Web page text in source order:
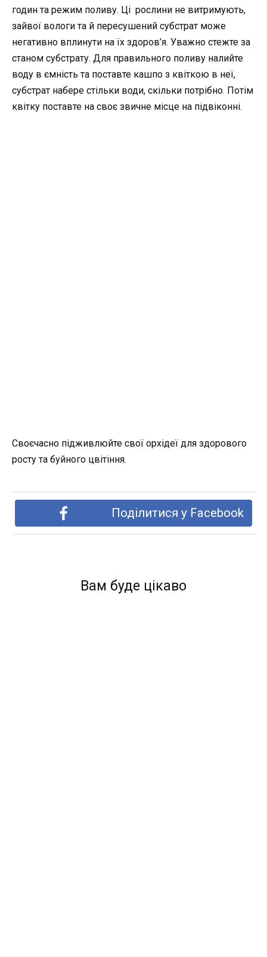
годин та режим поливу. Ці рослини не витримують,
зайвої вологи та й пересушений субстрат може
негативно вплинути на їх здоров’я. Уважно стежте за
станом субстрату. Для правильного поливу налийте
воду в ємність та поставте кашпо з квіткою в неї,
субстрат набере стільки води, скільки потрібно. Потім
квітку поставте на своє звичне місце на підвіконні.
Своєчасно підживлюйте свої орхідеї для здорового
росту та буйного цвітіння.
Поділитися у Facebook
Вам буде цікаво